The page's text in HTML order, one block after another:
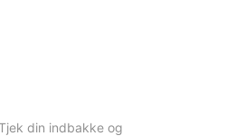
din indbakke og